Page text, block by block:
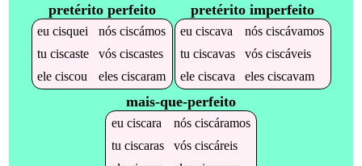
pretérito perfeito
eucisquei nósciscámos
tuciscaste vósciscastes
eleciscou elesciscaram
pretérito imperfeito
euciscava nósciscávamos
tuciscavas vósciscáveis
eleciscava elesciscavam
mais-que-perfeito
eu ciscara nós ciscáramos
tu ciscaras vós ciscáreis